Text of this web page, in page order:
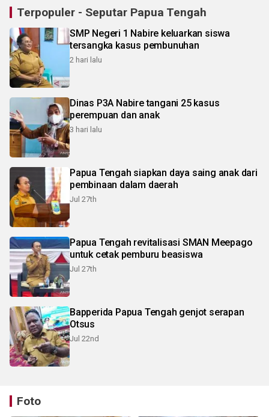
Terpopuler - Seputar Papua Tengah
SMP Negeri 1 Nabire keluarkan siswa
tersangka kasus pembunuhan
2 hari lalu
Dinas P3A Nabire tangani 25 kasus
perempuan dan anak
3 hari lalu
Papua Tengah siapkan daya saing anak dari
pembinaan dalam daerah
Jul 27th
Papua Tengah revitalisasi SMAN Meepago
untuk cetak pemburu beasiswa
Jul 27th
Bapperida Papua Tengah genjot serapan
Otsus
Jul 22nd
Foto